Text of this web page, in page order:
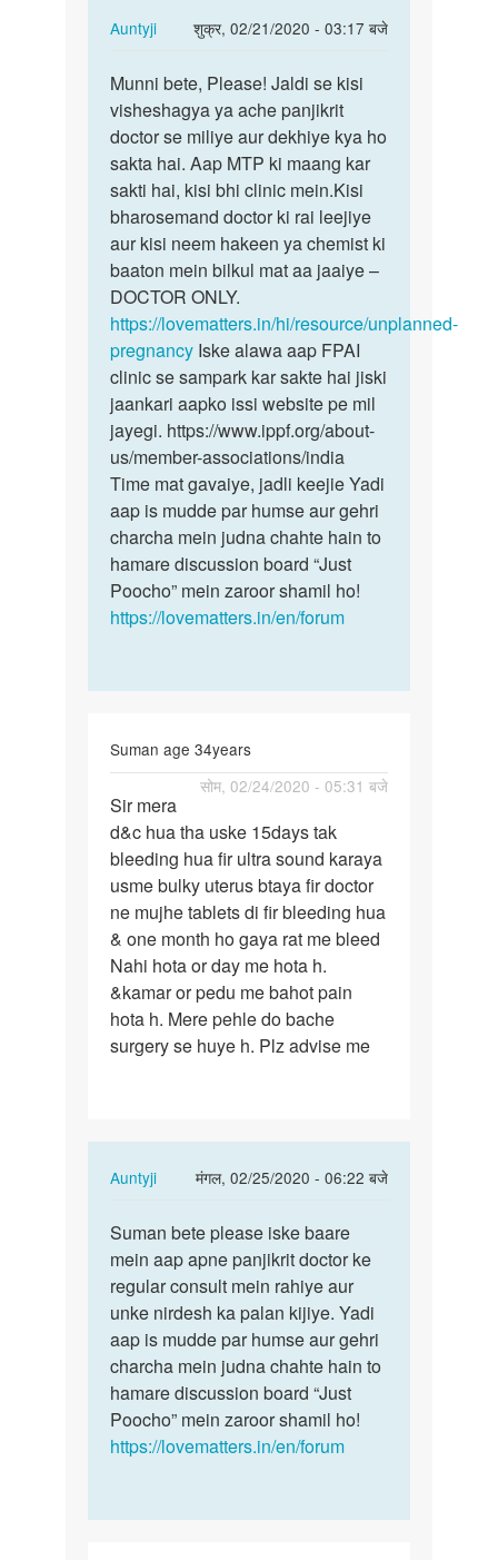
Auntyji
शुक्र, 02/21/2020 - 03:17 बजे
In
to
Mam
mera
Prgency
45/
days
ho…
by
Munni
Munni
bete,
Please!
Jaldi
se…
Munni bete, Please! Jaldi se kisi
visheshagya ya ache panjikrit
doctor se miliye aur dekhiye kya ho
sakta hai. Aap MTP ki maang kar
sakti hai, kisi bhi clinic mein.Kisi
bharosemand doctor ki rai leejiye
aur kisi neem hakeen ya chemist ki
baaton mein bilkul mat aa jaaiye –
DOCTOR ONLY.
https://lovematters.in/hi/resource/unplanned-
pregnancy Iske alawa aap FPAI
clinic se sampark kar sakte hai jiski
jaankari aapko issi website pe mil
jayegi. https://www.ippf.org/about-
us/member-associations/india
Time mat gavaiye, jadli keejie Yadi
aap is mudde par humse aur gehri
charcha mein judna chahte hain to
hamare discussion board “Just
Poocho” mein zaroor shamil ho!
https://lovematters.in/en/forum
Suman age 34years
सोम, 02/24/2020 - 05:31 बजे
Sir
mera
d&c
hua
tha
uske…
Sir mera
d&c hua tha uske 15days tak
bleeding hua fir ultra sound karaya
usme bulky uterus btaya fir doctor
ne mujhe tablets di fir bleeding hua
& one month ho gaya rat me bleed
Nahi hota or day me hota h.
&kamar or pedu me bahot pain
hota h. Mere pehle do bache
surgery se huye h. Plz advise me
Auntyji
मंगल, 02/25/2020 - 06:22 बजे
In
to
Sir
mera
d&c
hua
tha
uske…
by
Suman
Suman
bete
please
iske
baare…
Suman bete please iske baare
mein aap apne panjikrit doctor ke
regular consult mein rahiye aur
unke nirdesh ka palan kijiye. Yadi
aap is mudde par humse aur gehri
charcha mein judna chahte hain to
hamare discussion board “Just
Poocho” mein zaroor shamil ho!
https://lovematters.in/en/forum